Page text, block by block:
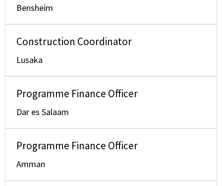
Bensheim
Construction Coordinator
Lusaka
Programme Finance Officer
Dar es Salaam
Programme Finance Officer
Amman